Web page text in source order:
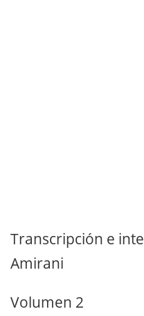
Transcripción e
Amirani
Volumen 2